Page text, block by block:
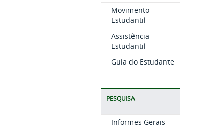
Movimento
Estudantil
Assistência
Estudantil
Guia do Estudante
PESQUISA
Informes Gerais